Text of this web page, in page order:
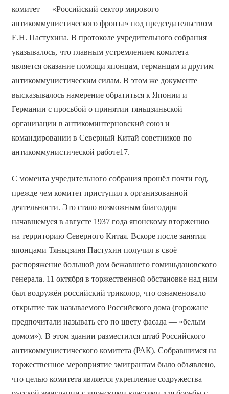
комитет — «Российский сектор мирового
антикоммунистического фронта» под председательством
Е.Н. Пастухина. В протоколе учредительного собрания
указывалось, что главным устремлением комитета
является оказание помощи японцам, германцам и другим
антикоммунистическим силам. В этом же документе
высказывалось намерение обратиться к Японии и
Германии с просьбой о принятии тяньцзиньской
организации в антикоминтерновский союз и
командировании в Северный Китай советников по
антикоммунистической работе17.
С момента учредительного собрания прошёл почти год,
прежде чем комитет приступил к организованной
деятельности. Это стало возможным благодаря
начавшемуся в августе 1937 года японскому вторжению
на территорию Северного Китая. Вскоре после занятия
японцами Тяньцзиня Пастухин получил в своё
распоряжение большой дом бежавшего гоминьдановского
генерала. 11 октября в торжественной обстановке над ним
был водружён российский триколор, что ознаменовало
открытие так называемого Российского дома (горожане
предпочитали называть его по цвету фасада — «белым
домом»). В этом здании разместился штаб Российского
антикоммунистического комитета (РАК). Собравшимся на
торжественное мероприятие эмигрантам было объявлено,
что целью комитета является укрепление содружества